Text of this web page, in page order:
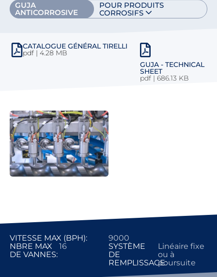
GUJA
ANTICORROSIVE
POUR PRODUITS
CORROSIFS
CATALOGUE GÉNÉRAL TIRELLI
pdf | 4.28 MB
GUJA - TECHNICAL
SHEET
pdf| 686.13 KB
VITESSE MAX (BPH):
9000
NBRE MAX
DE VANNES:
16
SYSTÈME
DE
REMPLISSAGE:
Linéaire fixe
ou à
poursuite